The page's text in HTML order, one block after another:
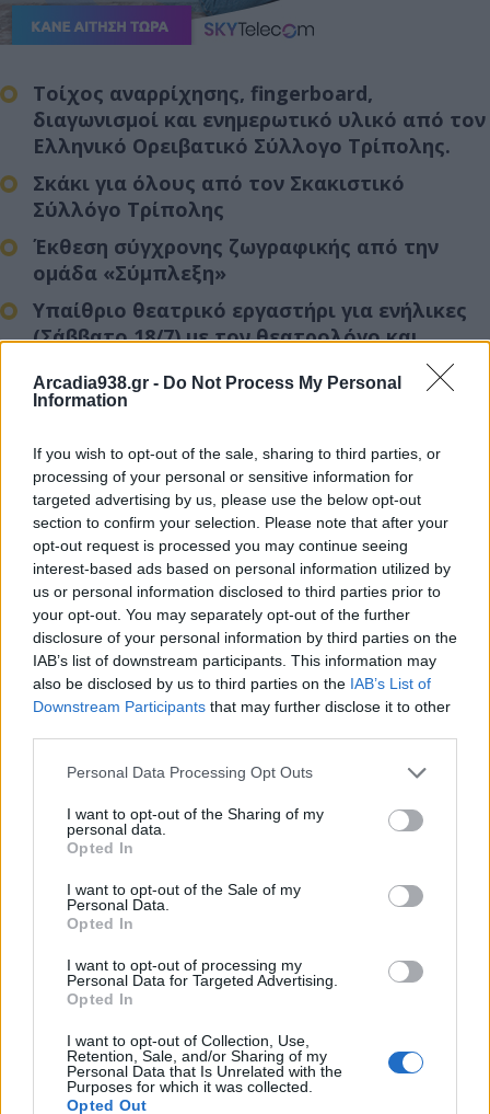
Arcadia938.gr - Do Not Process My Personal
Information
If you wish to opt-out of the sale, sharing to third parties, or
processing of your personal or sensitive information for
targeted advertising by us, please use the below opt-out
section to confirm your selection. Please note that after your
opt-out request is processed you may continue seeing
interest-based ads based on personal information utilized by
us or personal information disclosed to third parties prior to
your opt-out. You may separately opt-out of the further
disclosure of your personal information by third parties on the
IAB’s list of downstream participants. This information may
also be disclosed by us to third parties on the IAB’s List of
Downstream Participants that may further disclose it to other
Personal Data Processing Opt Outs
I want to opt-out of the Sharing of my
personal data.
Opted In
I want to opt-out of the Sale of my
Personal Data.
Opted In
I want to opt-out of processing my
Personal Data for Targeted Advertising.
Opted In
I want to opt-out of Collection, Use,
Retention, Sale, and/or Sharing of my
Personal Data that Is Unrelated with the
Purposes for which it was collected.
Opted Out
Τοίχος αναρρίχησης, fingerboard,
διαγωνισμοί και ενημερωτικό υλικό από τον
Ελληνικό Ορειβατικό Σύλλογο Τρίπολης.
Σκάκι για όλους από τον Σκακιστικό
Σύλλόγο Τρίπολης
Έκθεση σύγχρονης ζωγραφικής από την
ομάδα «Σύμπλεξη»
Υπαίθριο θεατρικό εργαστήρι για ενήλικες
(Σάββατο 18/7) με τον θεατρολόγο και
(Περιορισμένες θέσεις, συμμετοχή 694 477
5236)
Ανοιχτό εργαστήρι φωτογραφίαςμε τον
φωτογράφο Χρήστο Αρτόπουλο (Σάββατο
18/7)
Συζήτηση / ενημέρωση για θέματα
περιβάλλοντος(Κυριακή 19/7) από
οργανώσεις και συλλόγους από όλη την
Πελοπόννησο
Εθελοντική Ομάδα τουΕργαστηρίου
Βασικών Επιστημών Υγείας του
Πανεπιστημίου Πελοποννήσου
Αναψυκτήριοστο πάρκο
Το φεστιβάλ θα φιλοξενήσει επίσης μια πολύ
σημαντική δράση, με την Εθελοντική Ομάδα του
Πανεπιστημίου Πελοποννήσου
, υπό την
επιστημονική ευθύνη και εποπτεία της κας. Ανδρέα
Πάολα Ρόχας, η οποία πραγματοποιείται προς
υποστήριξη και σε συνεργασία με το ΚΕΔΜΟΠ -
Νεοπλασματική Ασθένεια «Φλόγα». Κατά τη
διάρκεια του φεστιβάλ, οι εθελοντές της ομάδας θα
ενημερώνουν τον κόσμο και